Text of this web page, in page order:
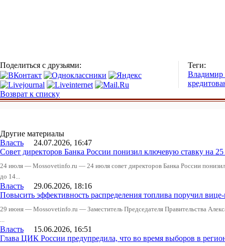
Поделиться с друзьями:
Теги:
Владимир
Возврат к списку
Другие материалы
Власть 24.07.2026, 16:47
Совет директоров Банка России понизил ключевую ставку на
24 июля — Mossovetinfo.ru — 24 июля совет директоров Банка России
до 14...
Власть 29.06.2026, 18:16
Повысить эффективность распределения топлива поручил
29 июня — Mossovetinfo.ru — Заместитель Председателя Правительства
...
Власть 15.06.2026, 16:51
Глава ЦИК России предупредила, что во время выборов в